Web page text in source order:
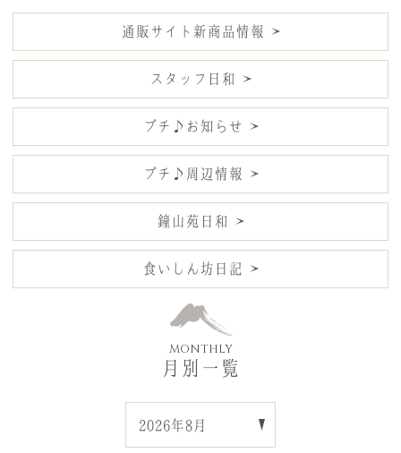
通販サイト新商品情報
スタッフ日和
プチ♪お知らせ
プチ♪周辺情報
鐘山苑日和
食いしん坊日記
MONTHLY
月別一覧